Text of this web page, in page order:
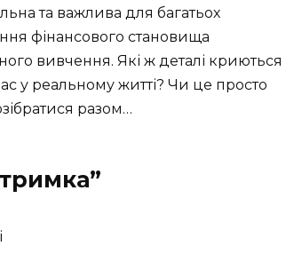
та важлива для багатьох
фінансового становища
вивчення. Які ж деталі криються
у реальному житті? Чи це просто
разом…